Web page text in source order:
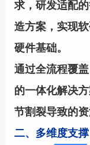
求，研发适配
造方案，实现
硬件基础。
通过全流程覆
的一体化解决
节割裂导致的资
二、多维度支